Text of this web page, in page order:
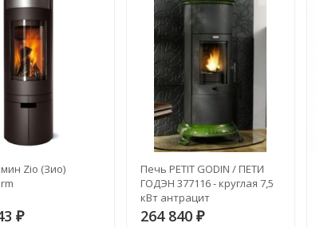
Zio (Зио)
₽
Печь PETIT GODIN / ПЕТИ
ГОДЭН 377116 - круглая 7,5
кВт антрацит
264 840 ₽